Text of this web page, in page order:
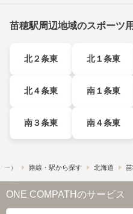
苗穂駅周辺地域のスポーツ
北２条東 北１条東
北４条東 南１条東
南３条東 南４条東
） 路線・駅から探す 北海道
ONE COMPATHのサービス